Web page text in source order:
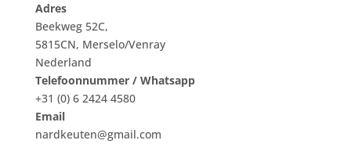
Adres
Beekweg 52C,
5815CN, Merselo/Venray
Nederland
Telefoonnummer / Whatsapp
+31 (0) 6 2424 4580
Email
nardkeuten@gmail.com